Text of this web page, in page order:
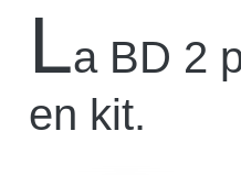
la BD 2
en kit.